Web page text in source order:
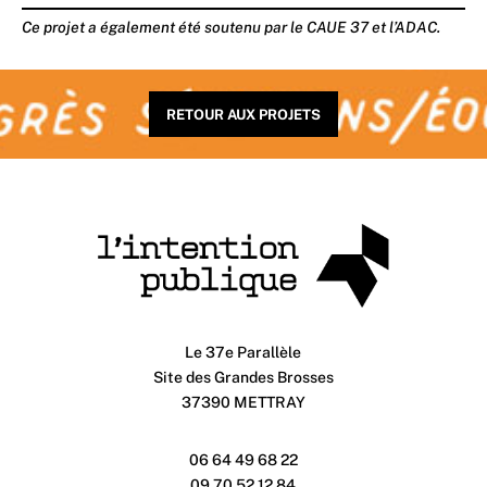
Ce projet a également été soutenu par le CAUE 37 et l’ADAC.
RETOUR AUX PROJETS
Le 37e Parallèle
Site des Grandes Brosses
37390 METTRAY
06 64 49 68 22